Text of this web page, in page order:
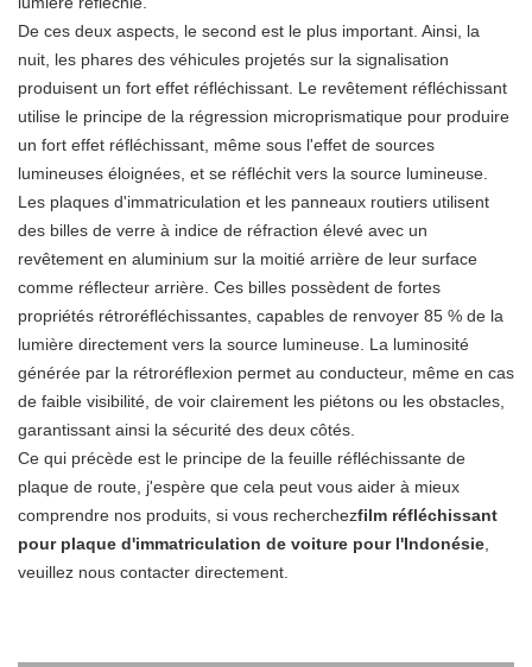
De ces deux aspects, le second est le plus important. Ainsi, la
nuit, les phares des véhicules projetés sur la signalisation
produisent un fort effet réfléchissant. Le revêtement réfléchissant
utilise le principe de la régression microprismatique pour produire
un fort effet réfléchissant, même sous l'effet de sources
lumineuses éloignées, et se réfléchit vers la source lumineuse.
Les plaques d'immatriculation et les panneaux routiers utilisent
des billes de verre à indice de réfraction élevé avec un
revêtement en aluminium sur la moitié arrière de leur surface
comme réflecteur arrière. Ces billes possèdent de fortes
propriétés rétroréfléchissantes, capables de renvoyer 85 % de la
lumière directement vers la source lumineuse. La luminosité
générée par la rétroréflexion permet au conducteur, même en cas
de faible visibilité, de voir clairement les piétons ou les obstacles,
garantissant ainsi la sécurité des deux côtés.
Ce qui précède est le principe de la feuille réfléchissante de
plaque de route, j'espère que cela peut vous aider à mieux
comprendre nos produits, si vous recherchezfilm réfléchissant
pour plaque d'immatriculation de voiture pour l'Indonésie
veuillez nous contacter directement.